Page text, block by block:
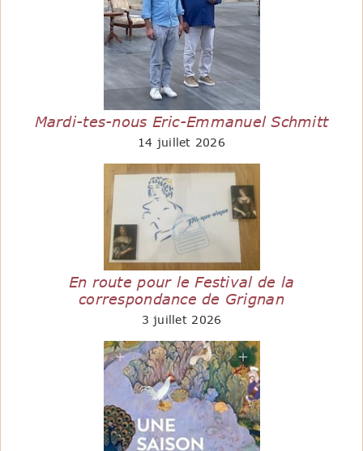
Mardi-tes-nous Eric-Emmanuel Schmitt
14 juillet 2026
En route pour le Festival de la
correspondance de Grignan
3 juillet 2026